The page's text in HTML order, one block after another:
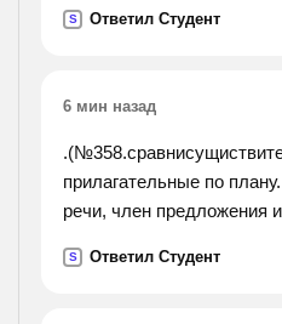
S Ответил Студент
6 мин назад
прилагательные по
речи, член предложения
изменяются? 5.каким
S Ответил Студент